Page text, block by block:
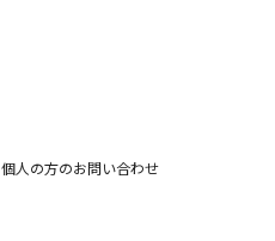
個人の方のお問い合わせ